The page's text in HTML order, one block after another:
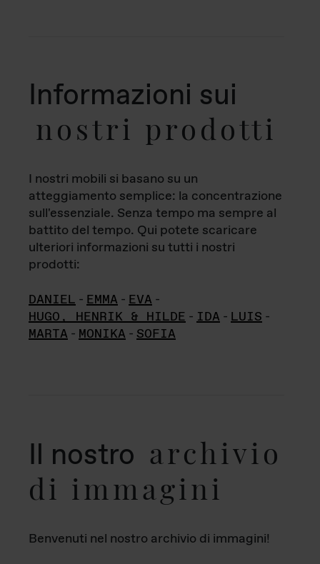
Informazioni sui
nostri prodotti
I nostri mobili si basano su un
atteggiamento semplice: la concentrazione
sull'essenziale. Senza tempo ma sempre al
battito del tempo. Qui potete scaricare
ulteriori informazioni su tutti i nostri
prodotti:
DANIEL - EMMA - EVA -
HUGO, HENRIK & HILDE - IDA - LUIS -
MARTA - MONIKA - SOFIA
Il nostro archivio
di immagini
Benvenuti nel nostro archivio di immagini!